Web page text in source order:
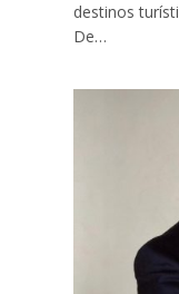
destinos
De…